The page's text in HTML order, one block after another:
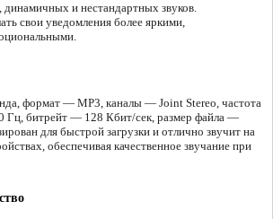
и нестандартных звуков.
свои уведомления более яркими,
формат — MP3, каналы — Joint Stereo, частота
Гц, битрейт — 128 Кбит/сек, размер файла —
для быстрой загрузки и отлично звучит на
обеспечивая качественное звучание при